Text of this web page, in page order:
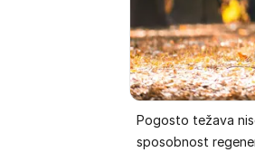
Pogosto težava
sposobnost